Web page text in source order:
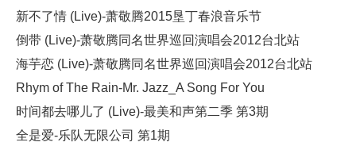
新不了情 (Live)-萧敬腾2015垦丁春浪音乐节
倒带 (Live)-萧敬腾同名世界巡回演唱会2012台北站
海芋恋 (Live)-萧敬腾同名世界巡回演唱会2012台北站
Rhym of The Rain-Mr. Jazz_A Song For You
时间都去哪儿了 (Live)-最美和声第二季 第3期
全是爱-乐队无限公司 第1期